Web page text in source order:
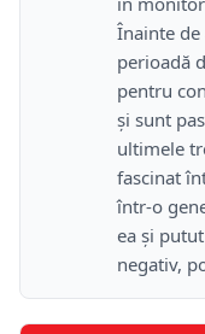
Înainte
perioadă
pentru
și sunt
ultimele
fascinat
într-o
ea și
negativ,